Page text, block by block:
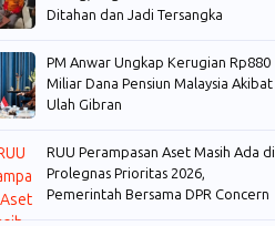
Ditahan dan Jadi Tersangka
PM Anwar Ungkap Kerugian Rp880
Miliar Dana Pensiun Malaysia Akibat
Ulah Gibran
RUU Perampasan Aset Masih Ada di
Prolegnas Prioritas 2026,
Pemerintah Bersama DPR Concern